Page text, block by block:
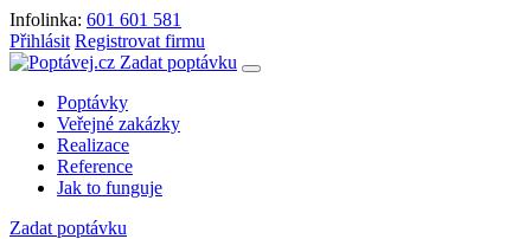
Infolinka: 601 601 581
Přihlásit Registrovat firmu
Zadat poptávku
Poptávky
Veřejné zakázky
Realizace
Reference
Jak to funguje
Zadat poptávku